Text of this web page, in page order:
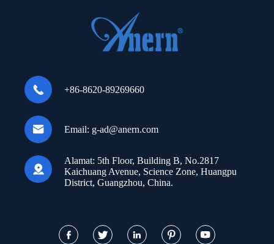
 +86-8620-89269660
 Email: g-ad@anern.com

Alamat: 5th Floor, Building B, No.2817
Kaichuang Avenue, Science Zone, Huangpu
District, Guangzhou, China.
    